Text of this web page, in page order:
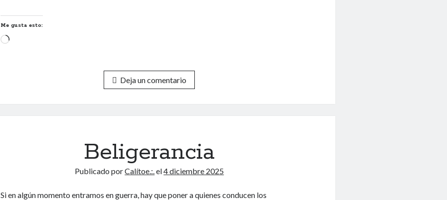
Me gusta esto:
Cargando...
Deja un comentario
Beligerancia
Publicado porCalítoe.:.el4 diciembre 2025
Si en algún momento entramos en guerra, hay que poner a quienes conducen los